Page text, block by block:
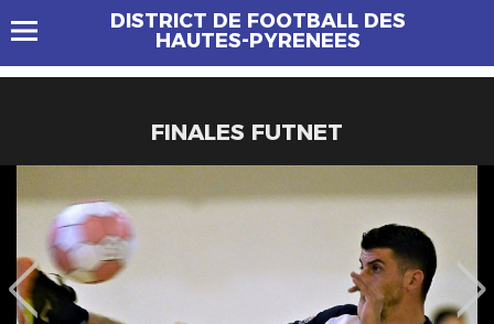
DISTRICT DE FOOTBALL DES
HAUTES-PYRENEES
FINALES FUTNET